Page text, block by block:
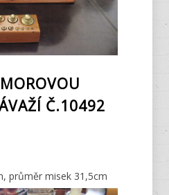
Č.10492
průměr misek 31,5cm